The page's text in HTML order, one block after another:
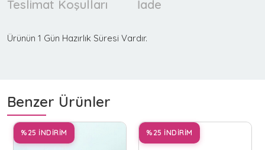
Teslimat Koşulları İade
Ürünün 1 Gün Hazırlık Süresi Vardır.
Benzer Ürünler
%25 İNDİRİM %25 İNDİRİM